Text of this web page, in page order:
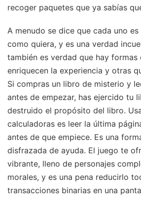
recoger paquetes que ya sabías
A menudo se dice que cada uno
como quiera, y es una verdad
también es verdad que hay formas
enriquecen la experiencia y otras
Si compras un libro de misterio y
antes de empezar, has ejercido tu
destruido el propósito del libro.
calculadoras es leer la última
antes de que empiece. Es una
disfrazada de ayuda. El juego te
vibrante, lleno de personajes
morales, y es una pena reducirlo
transacciones binarias en una